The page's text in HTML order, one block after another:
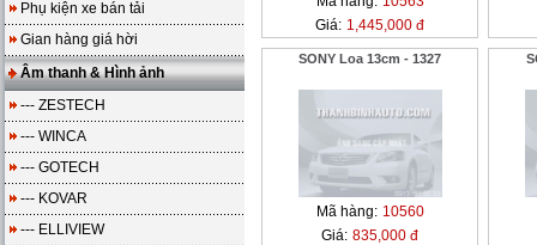
Phụ kiện xe bán tải
Gian hàng giá hời
Âm thanh & Hình ảnh
--- ZESTECH
--- WINCA
--- GOTECH
--- KOVAR
--- ELLIVIEW
Giá: 1,445,000 đ
SONY Loa 13cm - 1327
Mã hàng: 10560
Giá: 835,000 đ